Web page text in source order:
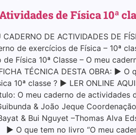
de Física 10ª
CADERNO DE ACTIVIDADES DE
de exercícios de Física – 10ª
de Física 10ª Classe – O meu
TÉCNICA DESTA OBRA: ▶
10ª classe ? ▶ LER ONLINE
O meu caderno de
& João Jeque
& Bui Nguyet –Thomas Alva
O que tem no livro “O meu